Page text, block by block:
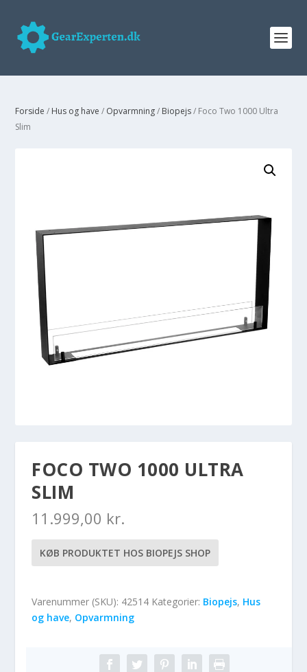
Forside / Hus og have / Opvarmning/ Biopejs/ Foco Two 1000 Ultra
Slim
FOCO TWO 1000 ULTRA
SLIM
11.999,00 kr.
KØB PRODUKTET HOS BIOPEJS SHOP
Varenummer (SKU): 42514 Kategorier: Biopejs, Hus
og have, Opvarmning